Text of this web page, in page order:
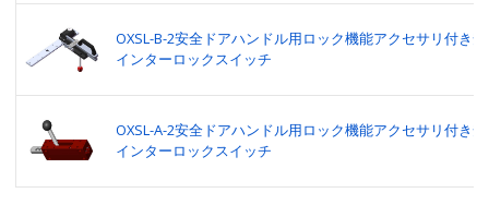
OXSL-B-2安全ドアハンドル用ロック機能アクセサリ付き
インターロックスイッチ
OXSL-A-2安全ドアハンドル用ロック機能アクセサリ付き
インターロックスイッチ